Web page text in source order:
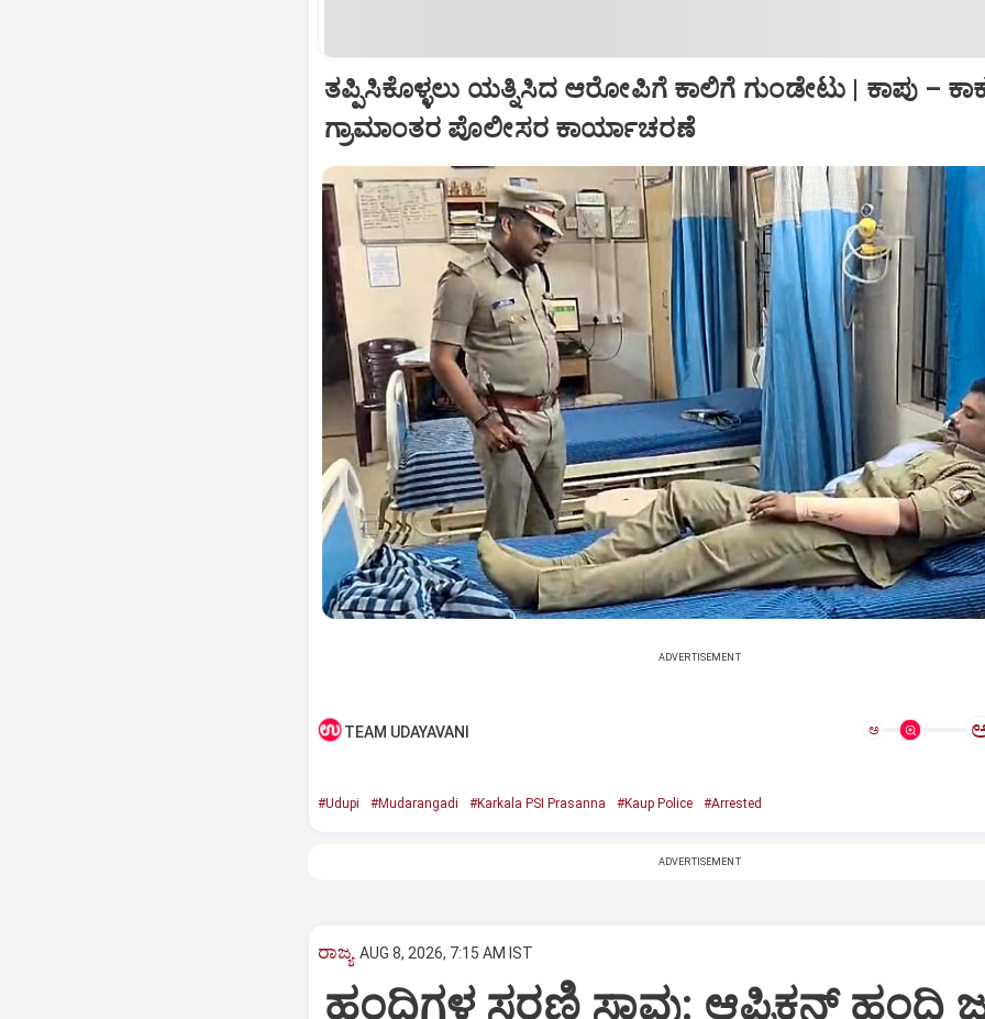
ತಪ್ಪಿಸಿಕೊಳ್ಳಲು ಯತ್ನಿಸಿದ ಆರೋಪಿಗೆ ಕಾಲಿಗೆ ಗುಂಡೇಟು | ಕಾಪು –
ಗ್ರಾಮಾಂತರ ಪೊಲೀಸರ ಕಾರ್ಯಾಚರಣೆ
ADVERTISEMENT
TEAM UDAYAVANI ಅ
#Udupi #Mudarangadi #Karkala PSI Prasanna #Kaup Police #Arrested
ADVERTISEMENT
ರಾಜ್ಯ AUG 8, 2026, 7:15 AM IST
ಹಂದಿಗಳ ಸರಣಿ ಸಾವು: ಆಫ್ರಿಕನ್‌ ಹಂದಿ